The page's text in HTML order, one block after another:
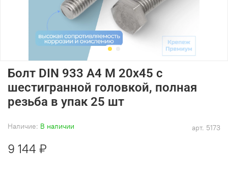
арт. 5173
Наличие: В наличии
Болт DIN 933 А4 M 20х45 с
шестигранной головкой, полная
резьба в упак 25 шт
9 144 ₽